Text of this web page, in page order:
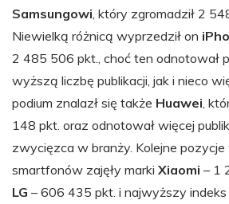
Samsungowi, który zgromadził 2
Niewielką różnicą wyprzedził on
2 485 506 pkt., choć ten odnotował
wyższą liczbę publikacji, jak i nieco
podium znalazł się także Huawei,
148 pkt. oraz odnotował więcej
zwycięzca w branży. Kolejne
smartfonów zajęły marki Xiaomi – 1
LG – 606 435 pkt. i najwyższy